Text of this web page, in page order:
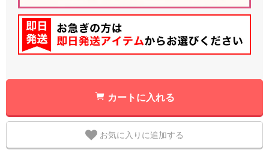
カートに入れる
お気に入りに追加する